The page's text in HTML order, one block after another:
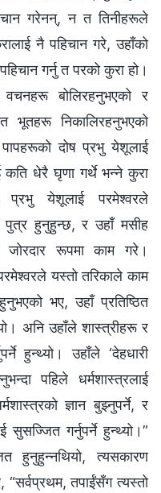
गरेनन्, न त तिनीहरूले
नै पहिचान गरे, उहाँको
गर्नु त परको कुरा हो।
बोलिरहनुभएको र
भूतहरू निकालिरहनुभएको
दोष प्रभु येशूलाई
कति धेरै घृणा गर्थे भन्‍ने कुरा
प्रभु येशूलाई परमेश्‍वरले
पुत्र हुनुहुन्छ, र उहाँ मसीह
जोरदार रूपमा काम गरे।
यस्तो तरिकाले काम
भए, उहाँ प्रतिष्ठित
अनि उहाँले शास्त्रीहरू र
हुन्थ्यो। उहाँले ‘देहधारी
पहिले धर्मशास्त्रलाई
ज्ञान बुझ्नुपर्ने, र
गर्नुपर्ने हुन्थ्यो।”
हुनुहुन्‍नथियो, त्यसकारण
“सर्वप्रथम, तपाईंसँग त्यस्तो